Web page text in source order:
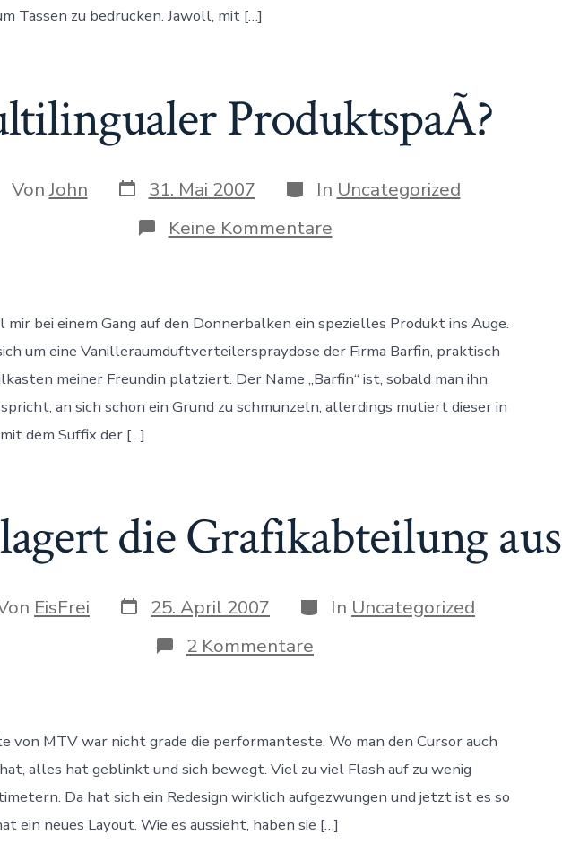
Tassen zu bedrucken. Jawoll, mit […]
ProduktspaÃ?
VonJohn Datum
des
Beitrags
31. Mai 2007 Kategorien
In Uncategorized
Keine Kommentarezu
multilingualer
bei einem Gang auf den Donnerbalken ein spezielles Produkt ins Auge.
um eine Vanilleraumduftverteilerspraydose der Firma Barfin, praktisch
meiner Freundin platziert. Der Name „Barfin“ ist, sobald man ihn
an sich schon ein Grund zu schmunzeln, allerdings mutiert dieser in
dem Suffix der […]
die Grafikabteilung aus
EisFrei Datum
des
Beitrags
25. April 2007 Kategorien
In Uncategorized
2 Kommentare
MTV
aus
von MTV war nicht grade die performanteste. Wo man den Cursor auch
alles hat geblinkt und sich bewegt. Viel zu viel Flash auf zu wenig
Da hat sich ein Redesign wirklich aufgezwungen und jetzt ist es so
ein neues Layout. Wie es aussieht, haben sie […]